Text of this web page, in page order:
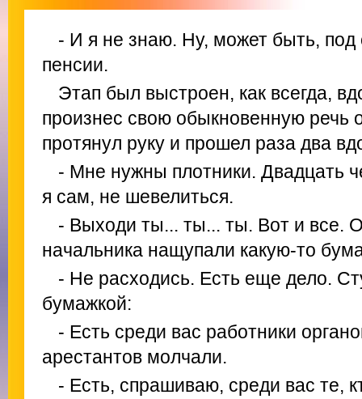
- И я не знаю. Ну, может быть, под
пенсии.
Этап был выстроен, как всегда,
произнес свою обыкновенную речь
протянул руку и прошел раза два
- Мне нужны плотники. Двадцать
я сам, не шевелиться.
- Выходи ты... ты... ты. Вот и все.
начальника нащупали какую-то
- Не расходись. Есть еще дело.
бумажкой:
- Есть среди вас работники
арестантов молчали.
- Есть, спрашиваю, среди вас те,